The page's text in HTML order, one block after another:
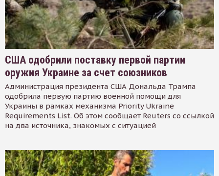
США одобрили поставку первой партии
оружия Украине за счет союзников
Администрация президента США Дональда Трампа
одобрила первую партию военной помощи для
Украины в рамках механизма Priority Ukraine
Requirements List. Об этом сообщает Reuters со ссылкой
на два источника, знакомых с ситуацией